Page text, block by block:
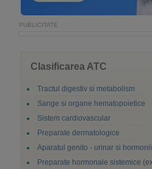
Clasificarea ATC
Tractul digestiv si metabolism
Sange si organe hematopoietice
Sistem cardiovascular
Preparate dermatologice
Aparatul genito - urinar si
Preparate hormonale sistemice